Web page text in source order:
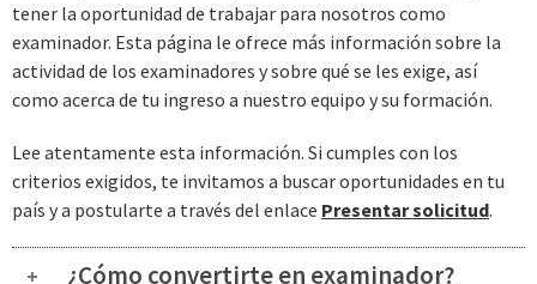
tener la oportunidad de trabajar para nosotros como
examinador. Esta página le ofrece más información sobre la
actividad de los examinadores y sobre qué se les exige, así
como acerca de tu ingreso a nuestro equipo y su formación.
Lee atentamente esta información. Si cumples con los
criterios exigidos, te invitamos a buscar oportunidades en tu
país y a postularte a través del enlace Presentar solicitud.
¿Cómo convertirte en examinador?